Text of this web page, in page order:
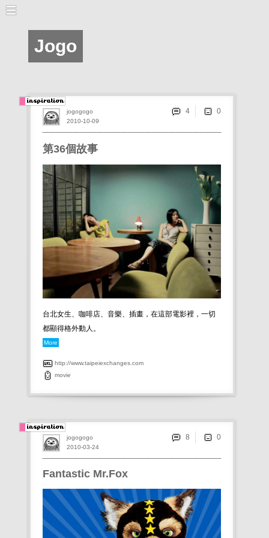
Jogo
第36個故事
台北女生、咖啡店、音樂、插畫，在這部電影裡，一切
都顯得格外動人。
More
http://www.taipeiexchanges.com
movie
2010-10-09
jogogogo 4
Fantastic Mr.Fox
2010-03-24
jogogogo 8